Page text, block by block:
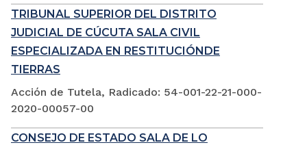
TRIBUNAL SUPERIOR DEL DISTRITO
JUDICIAL DE CÚCUTA SALA CIVIL
ESPECIALIZADA EN RESTITUCIÓNDE
TIERRAS
Acción de Tutela, Radicado: 54-001-22-21-000-
2020-00057-00
CONSEJO DE ESTADO SALA DE LO